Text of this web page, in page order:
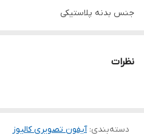
جنس بدنه پلاستیکی
پنل نگار ساده یا کارتی
نظرات
دسته‌بندی:آیفون تصویری کالیوز